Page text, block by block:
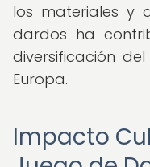
los materiales y
dardos ha
diversificación
Europa.
Impacto